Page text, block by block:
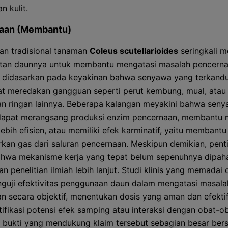
kulit.
(Membantu)
tradisional tanaman Coleus scutellarioides seringkali
daunnya untuk membantu mengatasi masalah
pada keyakinan bahwa senyawa yang
meredakan gangguan seperti perut kembung, mual,
ringan lainnya. Beberapa kalangan meyakini bahwa
merangsang produksi enzim pencernaan, membantu
efisien, atau memiliki efek karminatif, yaitu membantu
gas dari saluran pencernaan. Meskipun demikian,
mekanisme kerja yang tepat belum sepenuhnya
penelitian ilmiah lebih lanjut. Studi klinis yang memadai
efektivitas penggunaan daun dalam mengatasi
secara objektif, menentukan dosis yang aman dan
potensi efek samping atau interaksi dengan obat-
bukti yang mendukung klaim tersebut sebagian besar